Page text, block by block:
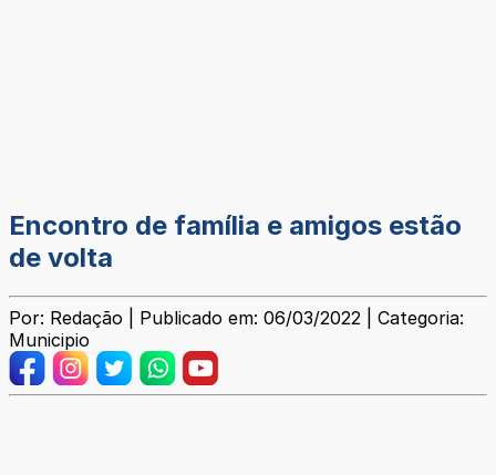
Encontro de família e amigos estão
de volta
Por: Redação | Publicado em: 06/03/2022 | Categoria:
Municipio